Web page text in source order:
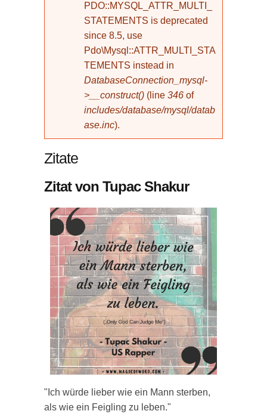
PDO::MYSQL_ATTR_MULTI_
STATEMENTS is deprecated
since 8.5, use
Pdo\Mysql::ATTR_MULTI_STA
TEMENTS instead in
DatabaseConnection_mysql-
>__construct() (line 346 of
includes/database/mysql/datab
ase.inc).
Zitate
Zitat von Tupac Shakur
"Ich würde lieber wie ein Mann sterben,
als wie ein Feigling zu leben."